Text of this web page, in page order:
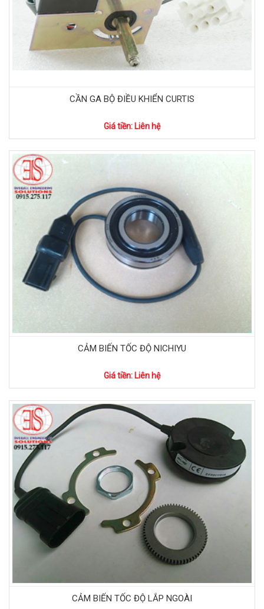
CẦN GA BỘ ĐIỀU KHIỂN CURTIS
Giá tiền: Liên hệ
CẢM BIẾN TỐC ĐỘ NICHIYU
Giá tiền: Liên hệ
CẢM BIẾN TỐC ĐỘ LẮP NGOÀI